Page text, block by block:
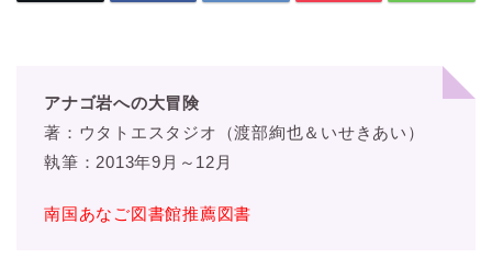
アナゴ岩への大冒険
著：ウタトエスタジオ（渡部絢也＆いせきあい）
執筆：2013年9月～12月
南国あなご図書館推薦図書